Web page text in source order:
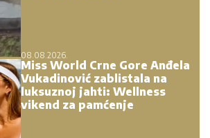
08.08.2026.
Miss World Crne Gore Anđela
Vukadinović zablistala na
luksuznoj jahti: Wellness
vikend za pamćenje